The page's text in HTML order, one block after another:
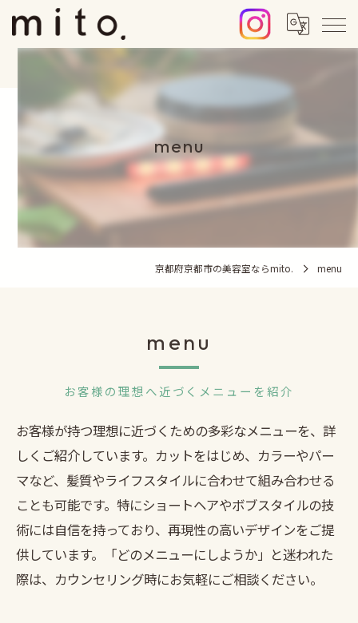
menu
京都府京都市の美容室ならmito. menu
お客様の理想へ近づくメニューを紹介
menu
お客様が持つ理想に近づくための多彩なメニューを、詳
しくご紹介しています。カットをはじめ、カラーやパー
マなど、髪質やライフスタイルに合わせて組み合わせる
ことも可能です。特にショートヘアやボブスタイルの技
術には自信を持っており、再現性の高いデザインをご提
供しています。「どのメニューにしようか」と迷われた
際は、カウンセリング時にお気軽にご相談ください。